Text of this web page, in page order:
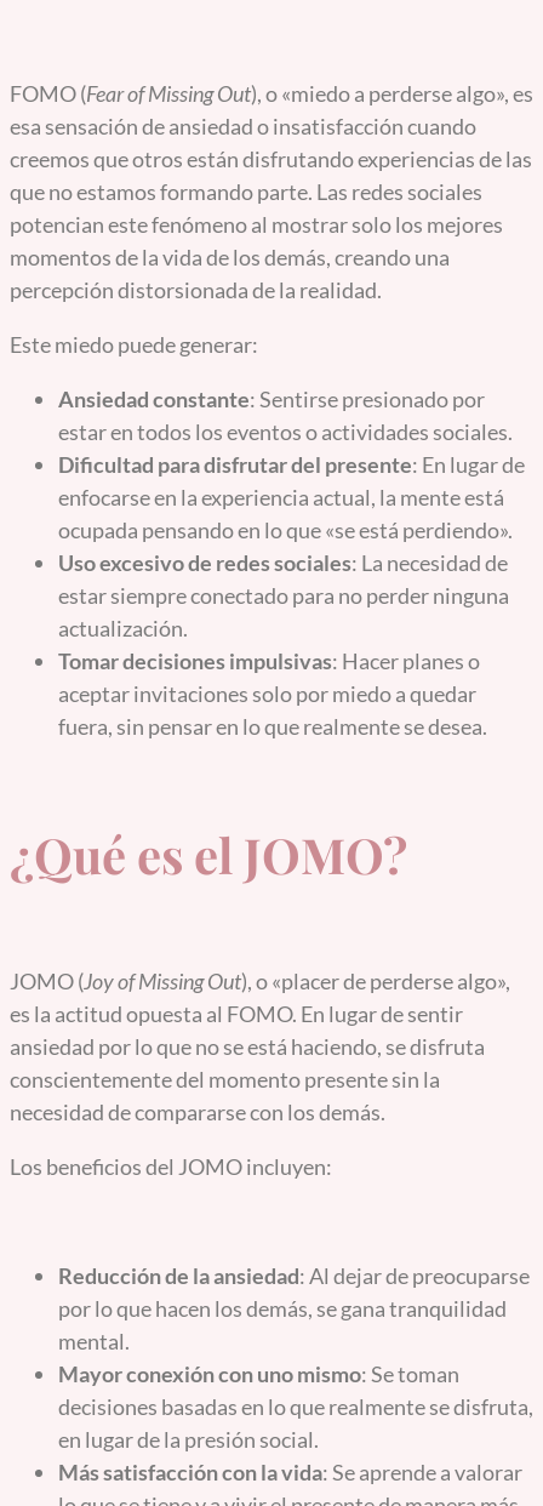
FOMO (Fear of Missing Out), o «miedo a perderse algo», es
esa sensación de ansiedad o insatisfacción cuando
creemos que otros están disfrutando experiencias de las
que no estamos formando parte. Las redes sociales
potencian este fenómeno al mostrar solo los mejores
momentos de la vida de los demás, creando una
percepción distorsionada de la realidad.
Este miedo puede generar:
Ansiedad constante: Sentirse presionado por
estar en todos los eventos o actividades sociales.
Dificultad para disfrutar del presente: En lugar de
enfocarse en la experiencia actual, la mente está
ocupada pensando en lo que «se está perdiendo».
Uso excesivo de redes sociales: La necesidad de
estar siempre conectado para no perder ninguna
actualización.
Tomar decisiones impulsivas: Hacer planes o
aceptar invitaciones solo por miedo a quedar
fuera, sin pensar en lo que realmente se desea.
¿Qué es el JOMO?
JOMO (Joy of Missing Out), o «placer de perderse algo»,
es la actitud opuesta al FOMO. En lugar de sentir
ansiedad por lo que no se está haciendo, se disfruta
conscientemente del momento presente sin la
necesidad de compararse con los demás.
Los beneficios del JOMO incluyen:
Reducción de la ansiedad: Al dejar de preocuparse
por lo que hacen los demás, se gana tranquilidad
mental.
Mayor conexión con uno mismo: Se toman
decisiones basadas en lo que realmente se disfruta,
en lugar de la presión social.
Más satisfacción con la vida: Se aprende a valorar